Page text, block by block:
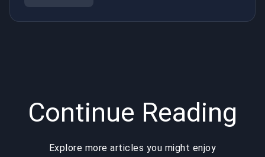
Continue Reading
Explore more articles you might enjoy